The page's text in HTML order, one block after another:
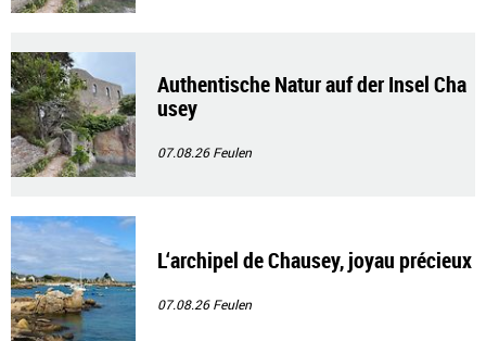
Authentische Natur auf der Insel Cha
usey
07.08.26Feulen
L‘archipel de Chausey, joyau précieux
07.08.26Feulen